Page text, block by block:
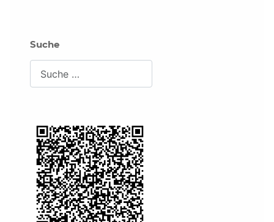
Suche